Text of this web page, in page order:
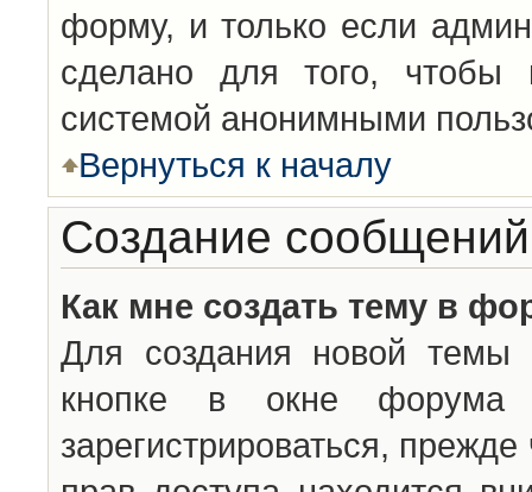
форму, и только если
сделано для того, чтобы
системой анонимными
Вернуться к началу
Создание сообщений
Как мне создать тему в
Для создания новой темы
кнопке в окне
зарегистрироваться,